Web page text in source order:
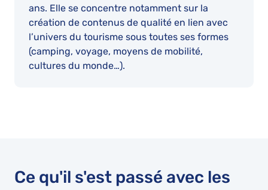
ans. Elle se concentre notamment sur la
création de contenus de qualité en lien avec
l’univers du tourisme sous toutes ses formes
(camping, voyage, moyens de mobilité,
cultures du monde…).
Ce qu'il s'est passé avec les